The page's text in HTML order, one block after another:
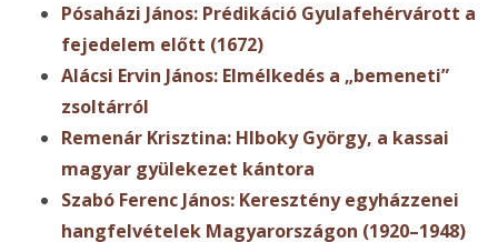
Pósaházi János: Prédikáció Gyulafehérvárott a
fejedelem előtt (1672)
Alácsi Ervin János: Elmélkedés a „bemeneti”
zsoltárról
Remenár Krisztina: Hlboky György, a kassai
magyar gyülekezet kántora
Szabó Ferenc János: Keresztény egyházzenei
hangfelvételek Magyarországon (1920–1948)